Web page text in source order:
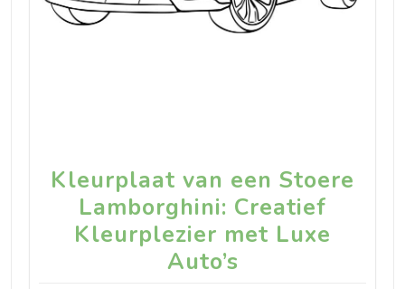
Kleurplaat van een Stoere
Lamborghini: Creatief
Kleurplezier met Luxe
Auto’s